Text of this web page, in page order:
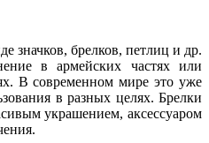
значков, брелков, петлиц и др.
в армейских частях или
В современном мире это уже
в разных целях. Брелки
украшением, аксессуаром